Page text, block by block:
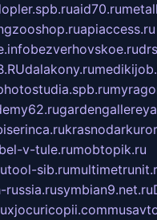
aid70.ru
apiaccess.ru
bezverhovskoe.ru
dalakony.ru
v-tule.rumobtopik.ru
tool-sib.ru
russia.rusymbian9.net.ru
xjocuricopii.com